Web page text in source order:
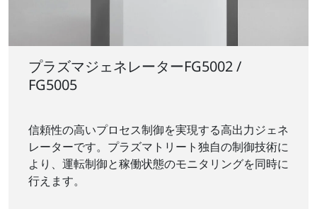
プラズマジェネレーターFG5002 /
FG5005
信頼性の高いプロセス制御を実現する高出力ジェネ
レーターです。プラズマトリート独自の制御技術に
より、運転制御と稼働状態のモニタリングを同時に
行えます。